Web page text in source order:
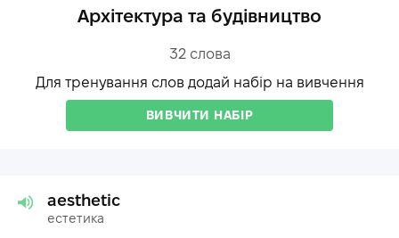
Архітектура та будівництво
32слова
Для тренування слов додай набір на вивчення
ВИВЧИТИ НАБІР
aesthetic
естетика